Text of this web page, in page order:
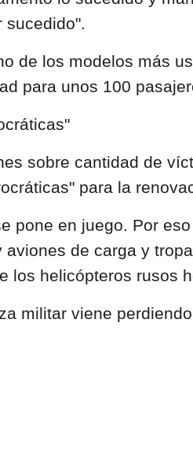
sucedido".
de los modelos más
para unos 100
sobre cantidad de
para la
pone en juego. Por
de carga y
helicópteros rusos
militar viene